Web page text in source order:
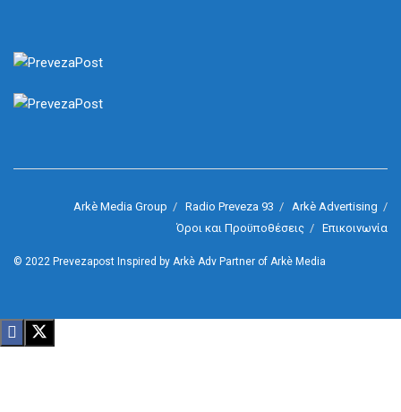
Arkè Media Group Radio Preveza 93
Arkè Advertising
Όροι και Προϋποθέσεις
Επικοινωνία
© 2022 Prevezapost Inspired by Arkè Adv Partner of Arkè Media